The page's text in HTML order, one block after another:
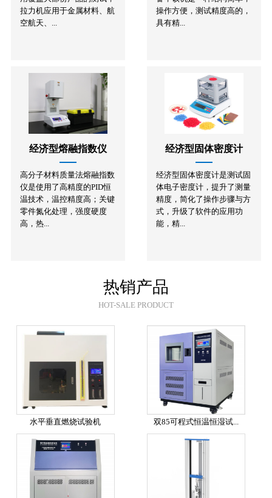
拉力机应用于金属材料、航
空航天、...
操作方便，测试精度高的，
具有精...
经济型熔融指数仪
高分子材料质量法熔融指数
仪是使用了高精度的PID恒
温技术，温控精度高；关键
零件氮化处理，强度硬度
高，热...
经济型固体密度计
经济型固体密度计是测试固
体电子密度计，提升了测量
精度，简化了操作步骤与方
式，升级了软件的应用功
能，精...
热销产品
HOT-SALE PRODUCT
水平垂直燃烧试验机 双85可程式恒温恒湿试...